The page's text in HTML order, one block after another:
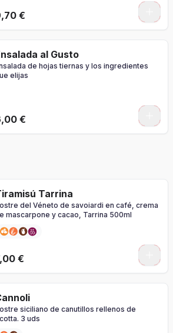
€
al Gusto
de hojas tiernas y los ingredientes
elijas
€
Tarrina
del Véneto de savoiardi en café, crema
mascarpone y cacao, Tarrina 500ml
€
siciliano de canutillos rellenos de
3 uds